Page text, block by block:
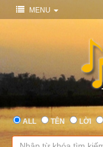
MENU
ALL TÊN LỜI